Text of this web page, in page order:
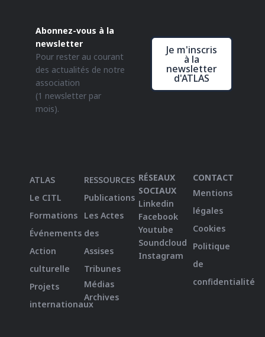
Abonnez-vous à la
newsletter
Pour rester au courant
des actualités de notre
association
(1 newsletter par
mois).
Je m'inscris
à la
newsletter
d'ATLAS
ATLAS
Le CITL
Formations
Événements
Action
culturelle
Projets
internationaux
RESSOURCES
Publications
Les Actes
des
Assises
Tribunes
Médias
Archives
RÉSEAUX
SOCIAUX
Linkedin
Facebook
Youtube
Soundcloud
Instagram
CONTACT
Mentions
légales
Cookies
Politique
de
confidentialité